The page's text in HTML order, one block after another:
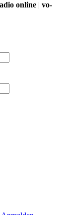
online | vo-